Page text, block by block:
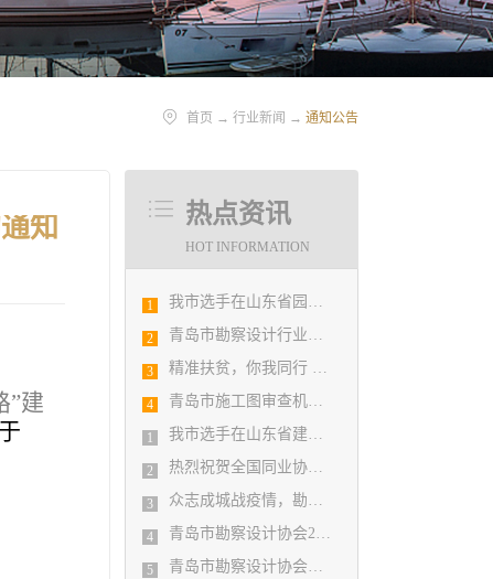
首页 → 行业新闻 → 通知公告
热点资讯
HOT INFORMATION
1 我市选手在山东省园林景观设计创意职业技能竞赛中勇夺佳绩
2 青岛市勘察设计行业民事纠纷调解协调中心正式揭牌成立
3 精准扶贫，你我同行 ——协会荣获全市2018年度脱贫攻坚和扶贫协作先进集体
4 青岛市施工图审查机构第八次联席会议成功举办
1 我市选手在山东省建筑设计BIM技术应用技能竞赛取得佳绩
2 热烈祝贺全国同业协会共庆新中国成立七十周年大会在广州成功举办 我市工程勘察设计行业获得多项荣誉称号
3 众志成城战疫情，勘察设计行业在行动
4 青岛市勘察设计协会2020年度第一次理事会顺利召开
5 青岛市勘察设计协会陪同市住房和城乡建设局刘波副局长走访调研会员单位
知
”建
于